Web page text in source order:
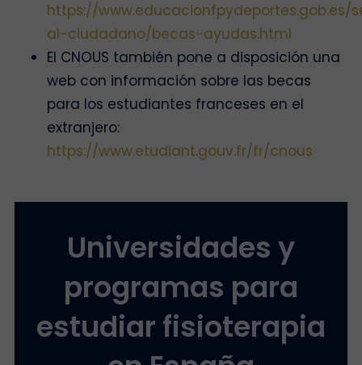
https://www.educacionfpydeportes.gob.es/
al-ciudadano/becas-ayudas.html
El CNOUS también pone a disposición una
web con información sobre las becas
para los estudiantes franceses en el
extranjero:
https://www.etudiant.gouv.fr/fr/cnous
Universidades y
programas para
estudiar fisioterapia